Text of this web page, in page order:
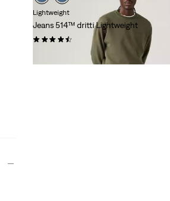
Lightweight
Jeans 514™ dritti Lightweight